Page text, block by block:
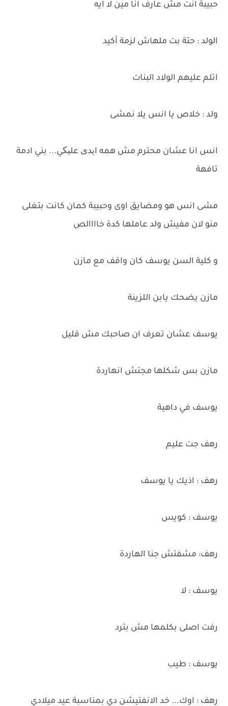
حبيبة انت مش عارف انا مين لا ايه
الولد : حتة بت ملهاش لزمة أكيد
اتلم عليهم الولاد البنات
ولد : خلاص يا انس يلا نمشى
انس انا عشان محترم مش همه ایدی علیکي... بني ادمة
تافهة
مشى انس هو ومضايق اوى وحبيبة كمان كانت بتغلى
منو لان مفيش ولد عاملها كدة خاااالص
و كلية السن يوسف كان واقف مع مازن
مازن يضحك يابن اللزينة
يوسف عشان تعرف ان صاحبك مش قليل
مازن بس شكلها مجتش انهاردة
يوسف في داهية
رهف جت عليم
رهف : اذيك يا يوسف
يوسف : كويس
رهف: مشفتش جنا الهاردة
يوسف : لا
رفت اصلى بكلمها مش بترد
يوسف : طيب
رهف : اوك... خد الانفتيشن دي بمناسبة عيد ميلادي